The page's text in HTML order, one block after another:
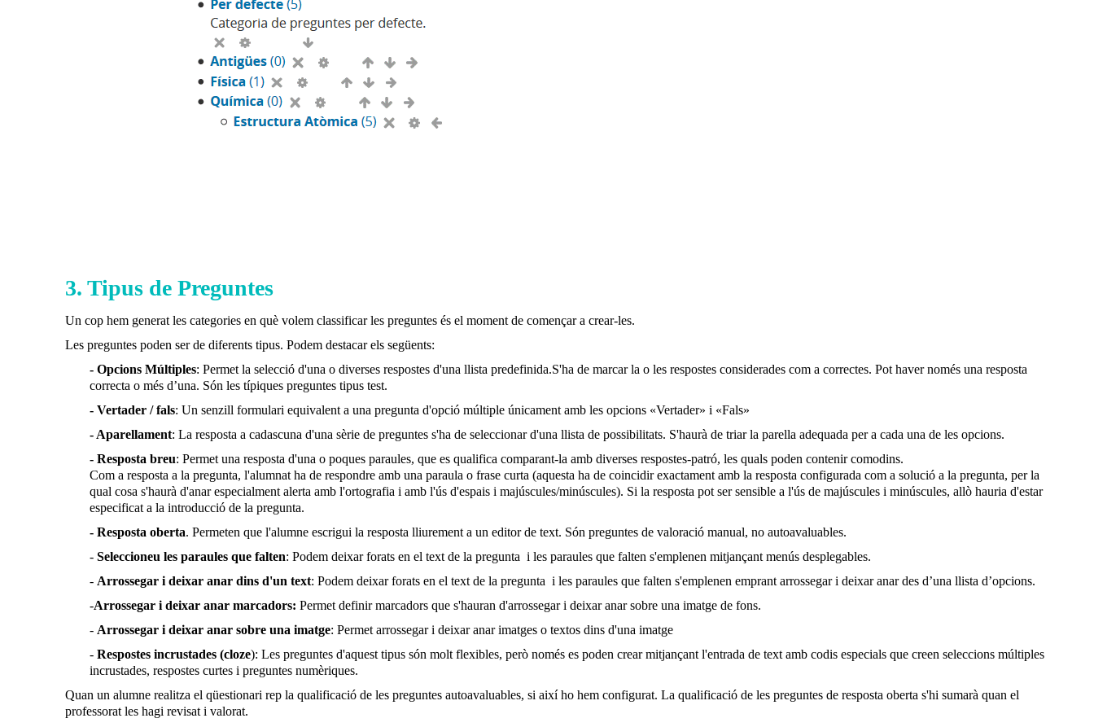
3. Tipus de Preguntes
Un cop hem generat les categories en què volem classificar les preguntes és el moment de començar a crear-les.
Les preguntes poden ser de diferents tipus. Podem destacar els següents:
- Opcions Múltiples: Permet la selecció d'una o diverses respostes d'una llista predefinida.S'ha de marcar la o les respostes considerades com a correctes. Pot haver només una resposta
correcta o més d’una. Són les típiques preguntes tipus test.
- Vertader / fals: Un senzill formulari equivalent a una pregunta d'opció múltiple únicament amb les opcions «Vertader» i «Fals»
- Aparellament: La resposta a cadascuna d'una sèrie de preguntes s'ha de seleccionar d'una llista de possibilitats. S'haurà de triar la parella adequada per a cada una de les opcions.
- Resposta breu: Permet una resposta d'una o poques paraules, que es qualifica comparant-la amb diverses respostes-patró, les quals poden contenir comodins.
Com a resposta a la pregunta, l'alumnat ha de respondre amb una paraula o frase curta (aquesta ha de coincidir exactament amb la resposta configurada com a solució a la pregunta, per la
qual cosa s'haurà d'anar especialment alerta amb l'ortografia i amb l'ús d'espais i majúscules/minúscules). Si la resposta pot ser sensible a l'ús de majúscules i minúscules, allò hauria d'estar
especificat a la introducció de la pregunta.
- Resposta oberta. Permeten que l'alumne escrigui la resposta lliurement a un editor de text. Són preguntes de valoració manual, no autoavaluables.
- Seleccioneu les paraules que falten: Podem deixar forats en el text de la pregunta i les paraules que falten s'emplenen mitjançant menús desplegables.
- Arrossegar i deixar anar dins d'un text: Podem deixar forats en el text de la pregunta i les paraules que falten s'emplenen emprant arrossegar i deixar anar des d’una llista d’opcions.
-Arrossegar i deixar anar marcadors: Permet definir marcadors que s'hauran d'arrossegar i deixar anar sobre una imatge de fons.
- Arrossegar i deixar anar sobre una imatge: Permet arrossegar i deixar anar imatges o textos dins d'una imatge
- Respostes incrustades (cloze): Les preguntes d'aquest tipus són molt flexibles, però només es poden crear mitjançant l'entrada de text amb codis especials que creen seleccions múltiples
incrustades, respostes curtes i preguntes numèriques.
Quan un alumne realitza el qüestionari rep la qualificació de les preguntes autoavaluables, si així ho hem configurat. La qualificació de les preguntes de resposta oberta s'hi sumarà quan el
professorat les hagi revisat i valorat.